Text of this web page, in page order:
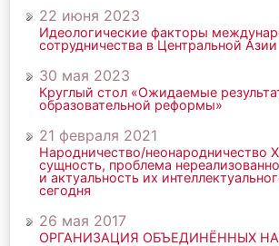
22 июня 2023
Идеологические факторы
сотрудничества в Центральной Азии
30 мая 2023
Круглый стол «Ожидаемые
образовательной реформы»
21 февраля 2021
Народничество/неонародничество
сущность, проблема
и актуальность их
сегодня
26 мая 2017
ОРГАНИЗАЦИЯ ОБЪЕДИНЁННЫХ